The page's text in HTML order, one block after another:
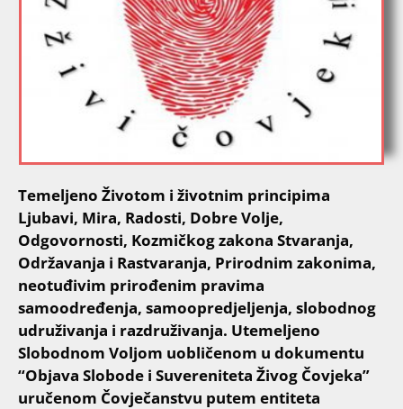
Temeljeno Životom i životnim principima
Ljubavi, Mira, Radosti, Dobre Volje,
Odgovornosti, Kozmičkog zakona Stvaranja,
Održavanja i Rastvaranja, Prirodnim zakonima,
neotuđivim prirođenim pravima
samoodređenja, samoopredjeljenja, slobodnog
udruživanja i razdruživanja. Utemeljeno
Slobodnom Voljom uobličenom u dokumentu
“Objava Slobode i Suvereniteta Živog Čovjeka”
uručenom Čovječanstvu putem entiteta